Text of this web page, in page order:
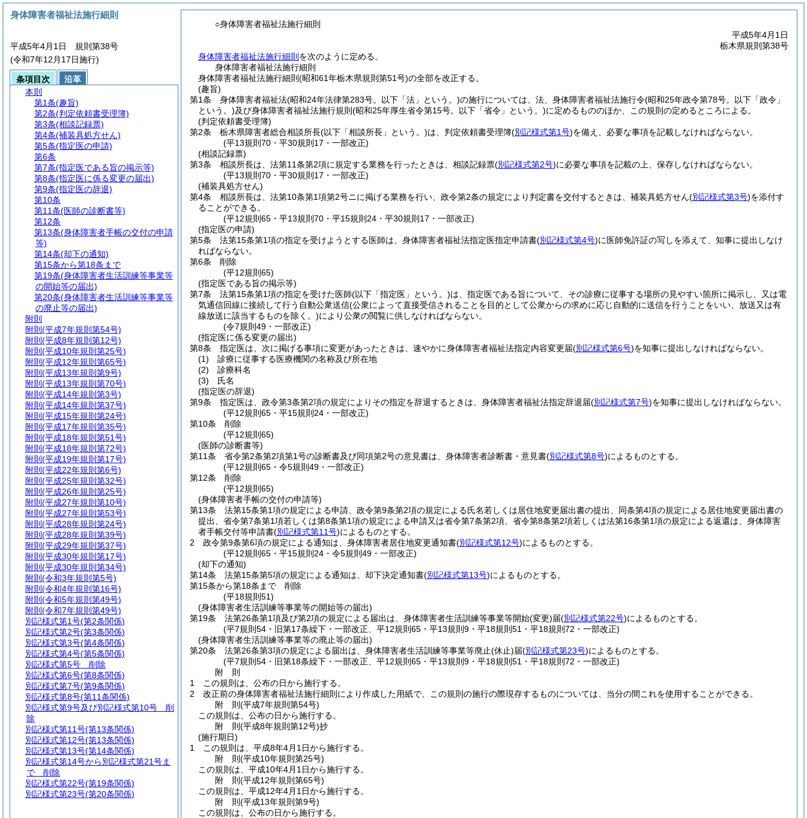
○身体障害者福祉法施行細則
平成5年4月1日
栃木県規則第38号
身体障害者福祉法施行細則 を次のように定める。
身体障害者福祉法施行細則
身体障害者福祉法施行細則(昭和61年栃木県規則第51号)の全部を改正する。
(趣旨)
第1条
身体障害者福祉法(昭和24年法律第283号。以下「法」という。)の施行については、法、身体障害者福祉法施行令(昭和25年政令第78号。以下「政令」
という。)及び身体障害者福祉法施行規則 (昭和25年厚生省令第15号。以下「省令」という。)に定めるもののほか、この規則の定めるところによる。
(判定依頼書受理簿)
第2条
栃木県障害者総合相談所長(以下「相談所長」という。)は、判定依頼書受理簿(別記様式第1号)を備え、必要な事項を記載しなければならない。
(平13規則70・平30規則17・一部改正)
(相談記録票)
第3条
相談所長は、法第11条第2項に規定する業務を行ったときは、相談記録票(別記様式第2号)に必要な事項を記載の上、保存しなければならない。
(平13規則70・平30規則17・一部改正)
(補装具処方せん)
第4条
相談所長は、法第10条第1項第2号ニに掲げる業務を行い、政令第2条の規定により判定書を交付するときは、補装具処方せん(別記様式第3号)を添付す
ることができる。
(平12規則65・平13規則70・平15規則24・平30規則17・一部改正)
(指定医の申請)
第5条
法第15条第1項の指定を受けようとする医師は、身体障害者福祉法指定医指定申請書(別記様式第4号)に医師免許証の写しを添えて、知事に提出しなけ
ればならない。
第6条
削除
(平12規則65)
(指定医である旨の掲示等)
第7条
法第15条第1項の指定を受けた医師(以下「指定医」という。)は、指定医である旨について、その診療に従事する場所の見やすい箇所に掲示し、又は電
気通信回線に接続して行う自動公衆送信(公衆によって直接受信されることを目的として公衆からの求めに応じ自動的に送信を行うことをいい、放送又は有
線放送に該当するものを除く。)により公衆の閲覧に供しなければならない。
(令7規則49・一部改正)
(指定医に係る変更の届出)
第8条
指定医は、次に掲げる事項に変更があったときは、速やかに身体障害者福祉法指定内容変更届(別記様式第6号)を知事に提出しなければならない。
(1)
診療に従事する医療機関の名称及び所在地
(2)
診療科名
(3)
氏名
(指定医の辞退)
第9条
指定医は、政令第3条第2項の規定によりその指定を辞退するときは、身体障害者福祉法指定辞退届(別記様式第7号)を知事に提出しなければならない。
(平12規則65・平15規則24・一部改正)
第10条
削除
(平12規則65)
(医師の診断書等)
第11条
省令第2条第2項第1号の診断書及び同項第2号の意見書は、身体障害者診断書・意見書(別記様式第8号)によるものとする。
(平12規則65・令5規則49・一部改正)
第12条
削除
(平12規則65)
(身体障害者手帳の交付の申請等)
第13条
法第15条第1項の規定による申請、政令第9条第2項の規定による氏名若しくは居住地変更届出書の提出、同条第4項の規定による居住地変更届出書の
提出、省令第7条第1項若しくは第8条第1項の規定による申請又は省令第7条第2項、省令第8条第2項若しくは法第16条第1項の規定による返還は、身体障害
者手帳交付等申請書(別記様式第11号)によるものとする。
2
政令第9条第6項の規定による通知は、身体障害者居住地変更通知書(別記様式第12号)によるものとする。
(平12規則65・平15規則24・令5規則49・一部改正)
(却下の通知)
第14条
法第15条第5項の規定による通知は、却下決定通知書(別記様式第13号)によるものとする。
第15条から第18条まで
削除
(平18規則51)
(身体障害者生活訓練等事業等の開始等の届出)
第19条
法第26条第1項及び第2項の規定による届出は、身体障害者生活訓練等事業等開始(変更)届(別記様式第22号)によるものとする。
(平7規則54・旧第17条繰下・一部改正、平12規則65・平13規則9・平18規則51・平18規則72・一部改正)
(身体障害者生活訓練等事業等の廃止等の届出)
第20条
法第26条第3項の規定による届出は、身体障害者生活訓練等事業等廃止(休止)届(別記様式第23号)によるものとする。
(平7規則54・旧第18条繰下・一部改正、平12規則65・平13規則9・平18規則51・平18規則72・一部改正)
附 則
1
この規則は、公布の日から施行する。
2
改正前の身体障害者福祉法施行細則により作成した用紙で、この規則の施行の際現存するものについては、当分の間これを使用することができる。
附 則(平成7年規則第54号)
この規則は、公布の日から施行する。
附 則(平成8年規則第12号)抄
(施行期日)
1
この規則は、平成8年4月1日から施行する。
附 則(平成10年規則第25号)
この規則は、平成10年4月1日から施行する。
附 則(平成12年規則第65号)
この規則は、平成12年4月1日から施行する。
附 則(平成13年規則第9号)
この規則は、公布の日から施行する。
身体障害者福祉法施行細則
平成5年4月1日 規則第38号
(令和7年12月17日施行)
条項目次
沿革
本則
第1条(趣旨)
第2条(判定依頼書受理簿)
第3条(相談記録票)
第4条(補装具処方せん)
第5条(指定医の申請)
第6条
第7条(指定医である旨の掲示等)
第8条(指定医に係る変更の届出)
第9条(指定医の辞退)
第10条
第11条(医師の診断書等)
第12条
第13条(身体障害者手帳の交付の申請
等)
第14条(却下の通知)
第15条から第18条まで
第19条(身体障害者生活訓練等事業等
の開始等の届出)
第20条(身体障害者生活訓練等事業等
の廃止等の届出)
附則
附則 (平成7年規則第54号)
附則 (平成8年規則第12号)
附則 (平成10年規則第25号)
附則 (平成12年規則第65号)
附則 (平成13年規則第9号)
附則 (平成13年規則第70号)
附則 (平成14年規則第3号)
附則 (平成14年規則第37号)
附則 (平成15年規則第24号)
附則 (平成17年規則第35号)
附則 (平成18年規則第51号)
附則 (平成18年規則第72号)
附則 (平成19年規則第17号)
附則 (平成22年規則第6号)
附則 (平成25年規則第32号)
附則 (平成26年規則第25号)
附則 (平成27年規則第10号)
附則 (平成27年規則第53号)
附則 (平成28年規則第24号)
附則 (平成28年規則第39号)
附則 (平成29年規則第37号)
附則 (平成30年規則第17号)
附則 (平成30年規則第34号)
附則 (令和3年規則第5号)
附則 (令和4年規則第16号)
附則 (令和5年規則第49号)
附則 (令和7年規則第49号)
別記様式第1号(第2条関係)
別記様式第2号(第3条関係)
別記様式第3号(第4条関係)
別記様式第4号(第5条関係)
別記様式第5号 削除
別記様式第6号(第8条関係)
別記様式第7号(第9条関係)
別記様式第8号(第11条関係)
別記様式第9号及び別記様式第10号 削
除
別記様式第11号(第13条関係)
別記様式第12号(第13条関係)
別記様式第13号(第14条関係)
別記様式第14号から別記様式第21号ま
で 削除
別記様式第22号(第19条関係)
別記様式第23号(第20条関係)